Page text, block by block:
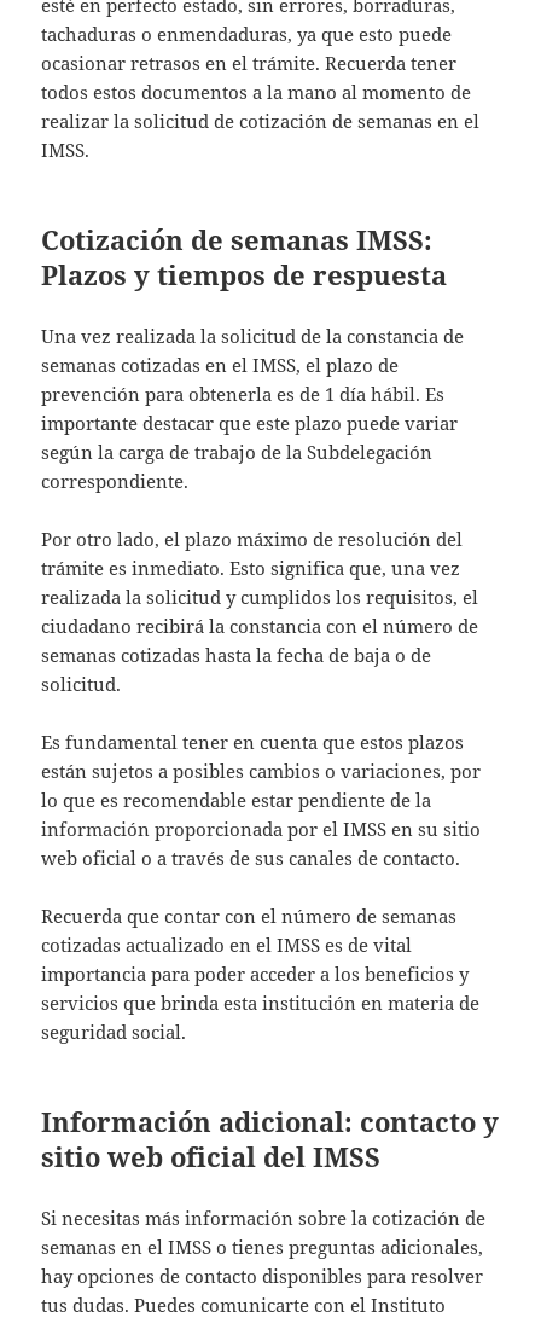
tachaduras o enmendaduras, ya que esto puede
ocasionar retrasos en el trámite. Recuerda tener
todos estos documentos a la mano al momento de
realizar la solicitud de cotización de semanas en el
IMSS.
Cotización de semanas IMSS:
Plazos y tiempos de respuesta
Una vez realizada la solicitud de la constancia de
semanas cotizadas en el IMSS, el plazo de
prevención para obtenerla es de 1 día hábil. Es
importante destacar que este plazo puede variar
según la carga de trabajo de la Subdelegación
correspondiente.
Por otro lado, el plazo máximo de resolución del
trámite es inmediato. Esto significa que, una vez
realizada la solicitud y cumplidos los requisitos, el
ciudadano recibirá la constancia con el número de
semanas cotizadas hasta la fecha de baja o de
solicitud.
Es fundamental tener en cuenta que estos plazos
están sujetos a posibles cambios o variaciones, por
lo que es recomendable estar pendiente de la
información proporcionada por el IMSS en su sitio
web oficial o a través de sus canales de contacto.
Recuerda que contar con el número de semanas
cotizadas actualizado en el IMSS es de vital
importancia para poder acceder a los beneficios y
servicios que brinda esta institución en materia de
seguridad social.
Información adicional: contacto y
sitio web oficial del IMSS
Si necesitas más información sobre la cotización de
semanas en el IMSS o tienes preguntas adicionales,
hay opciones de contacto disponibles para resolver
tus dudas. Puedes comunicarte con el Instituto